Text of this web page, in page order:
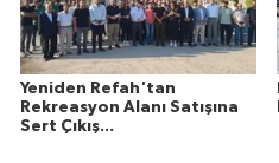
Yeniden Refah'tan
Rekreasyon Alanı Satışına
Sert Çıkış...